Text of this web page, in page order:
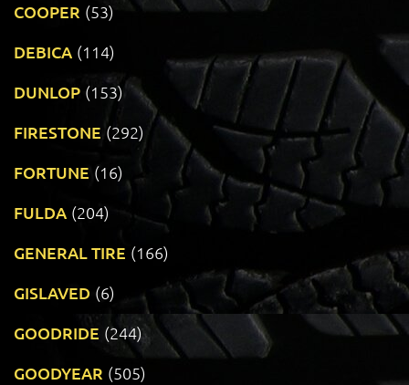
COOPER (53)
DEBICA (114)
DUNLOP (153)
FIRESTONE (292)
FORTUNE (16)
FULDA (204)
GENERAL TIRE (166)
GISLAVED (6)
GOODRIDE (244)
GOODYEAR (505)